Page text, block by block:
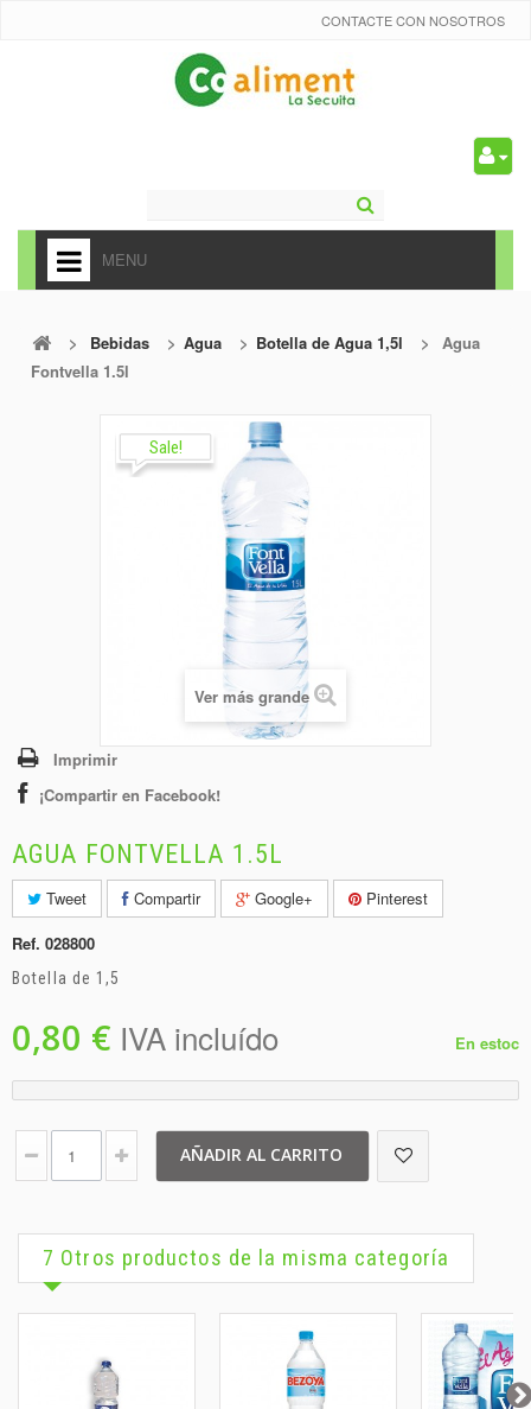
CONTACTE CON NOSOTROS
MENU
+
ALIMENTACIÓN
CARNICERÍA Y CHARCUTERÍA
> Bebidas > Agua > Botella de Agua 1,5l >
Agua
Fontvella 1.5l
Sale!
Ver más grande
Imprimir
¡Compartir en Facebook!
AGUA FONTVELLA 1.5L
Tweet Compartir Google+
Pinterest
Ref. 028800
Botella de 1,5
0,80 € IVA incluído En estoc
AÑADIR AL CARRITO
7 Otros productos de la misma categoría